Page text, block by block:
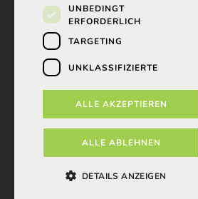
REISEMOBIL-CENTER LÖRRACH GMBH
IMPRESSUM
POWERED BY EMPORI CMS
UNBEDINGT
ERFORDERLICH
TARGETING
UNKLASSIFIZIERTE
ALLE AKZEPTIEREN
ALLE ABLEHNEN
DETAILS ANZEIGEN